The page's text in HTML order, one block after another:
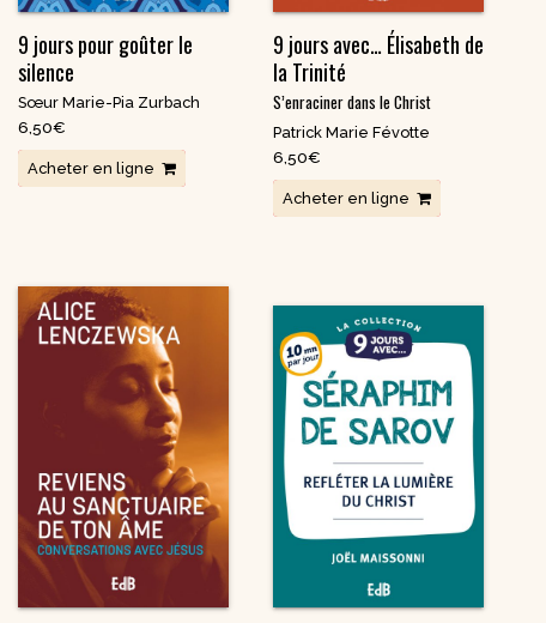
9 jours pour goûter le
silence
Sœur Marie-Pia Zurbach
6,50€
Acheter en ligne
9 jours avec… Élisabeth de
la Trinité
S’enraciner dans le Christ
Patrick Marie Févotte
6,50€
Acheter en ligne